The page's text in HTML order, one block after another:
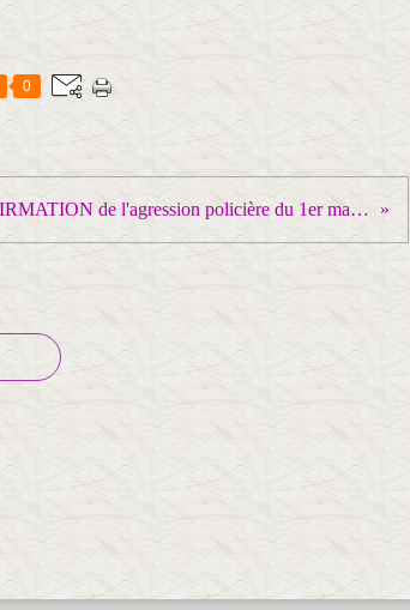
0
CONFIRMATION de l'agression policière du 1er mai contre la CGT